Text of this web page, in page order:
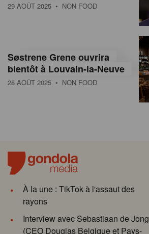
29 AOÛT 2025 • NON FOOD
Søstrene Grene ouvrira
bientôt à Louvain-la-Neuve
28 AOÛT 2025 • NON FOOD
À la une : TikTok à l'assaut des
rayons
Interview avec Sebastiaan de Jong
(CEO Douglas Belgique et Pays-